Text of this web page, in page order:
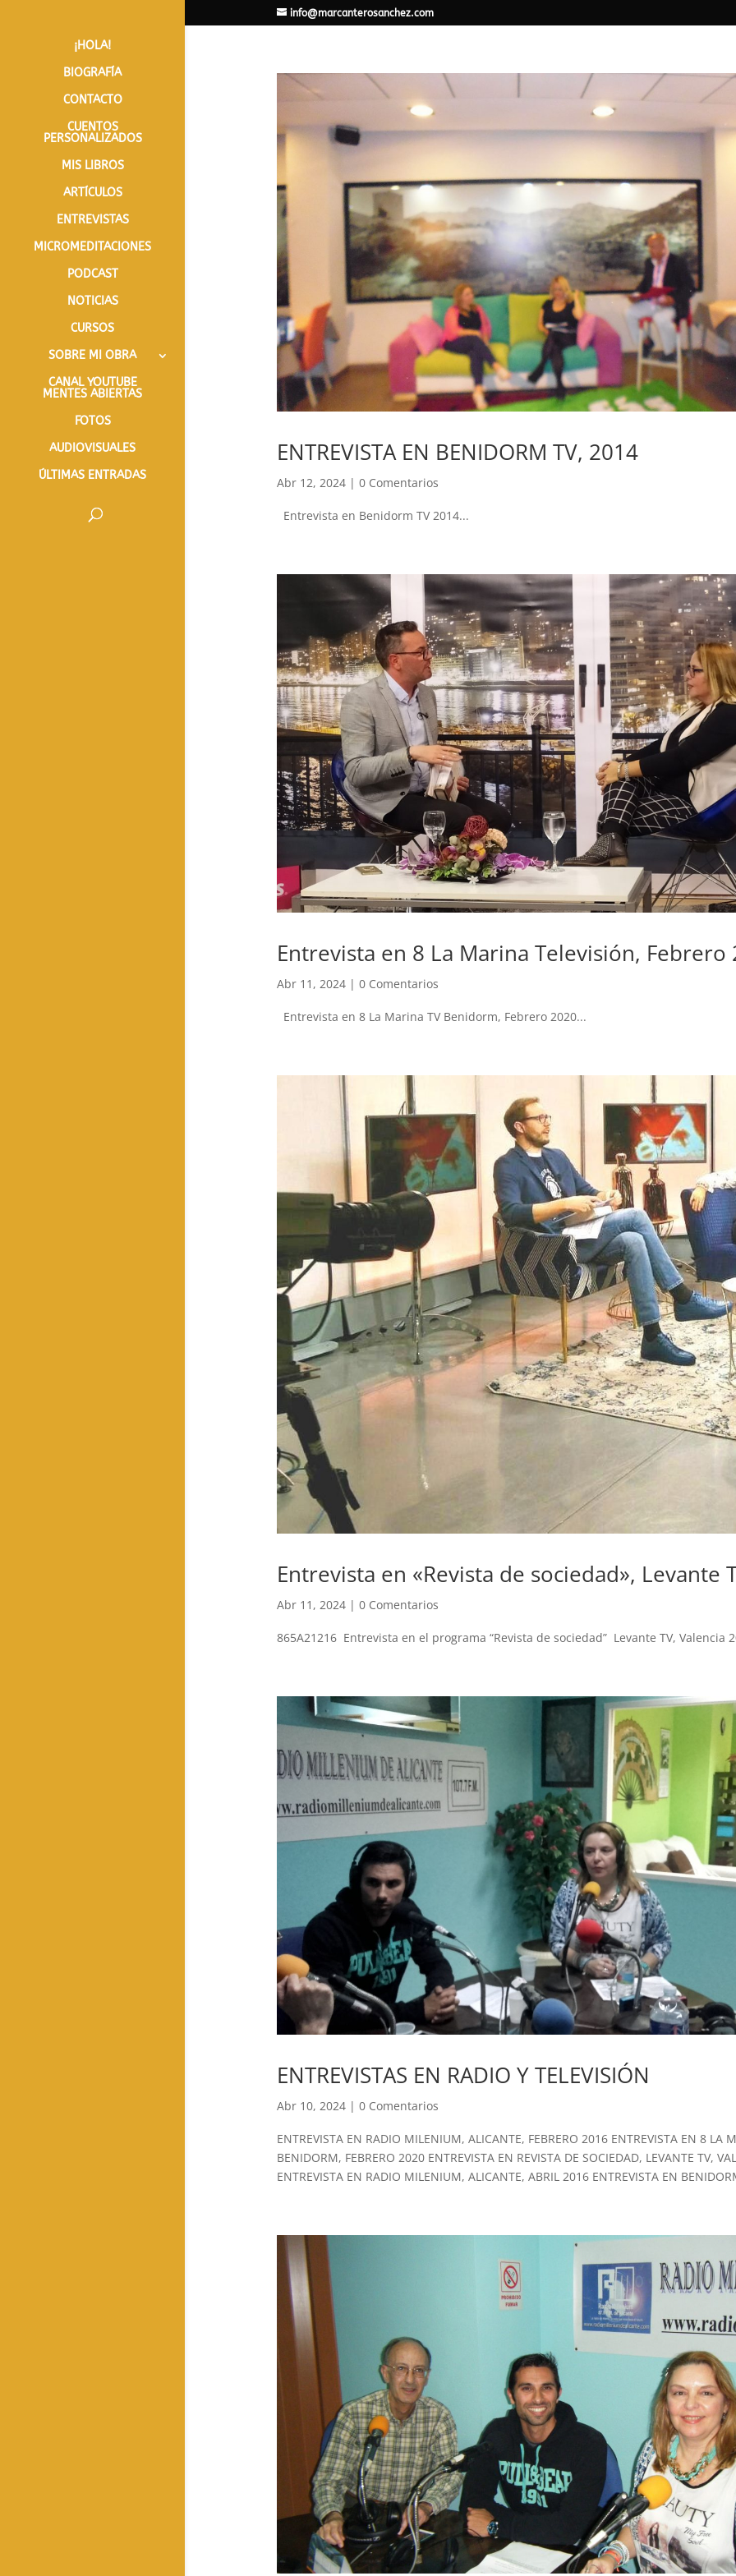
info@marcanterosanchez.com
¡HOLA!
BIOGRAFÍA
CONTACTO
CUENTOS
PERSONALIZADOS
MIS LIBROS
ARTÍCULOS
ENTREVISTAS
MICROMEDITACIONES
PODCAST
NOTICIAS
CURSOS
SOBRE MI OBRA
CANAL YOUTUBE
MENTES ABIERTAS
FOTOS
AUDIOVISUALES
ÚLTIMAS ENTRADAS
ENTREVISTA EN BENIDORM TV, 2014
Abr 12, 2024| 0 Comentarios
Entrevista en Benidorm TV 2014...
Entrevista en 8 La Marina Televisión, Febrero
Abr 11, 2024| 0 Comentarios
Entrevista en 8 La Marina TV Benidorm, Febrero 2020...
Entrevista en «Revista de sociedad», Levante
Abr 11, 2024| 0 Comentarios
865A21216 Entrevista en el programa “Revista de sociedad” Levante TV, Valencia
ENTREVISTAS EN RADIO Y TELEVISIÓN
Abr 10, 2024| 0 Comentarios
ENTREVISTA EN RADIO MILENIUM, ALICANTE, FEBRERO 2016 ENTREVISTA EN 8 LA
BENIDORM, FEBRERO 2020 ENTREVISTA EN REVISTA DE SOCIEDAD, LEVANTE TV,
ENTREVISTA EN RADIO MILENIUM, ALICANTE, ABRIL 2016 ENTREVISTA EN